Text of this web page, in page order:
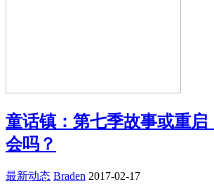
童话镇：第七季故事或重启
会吗？
最新动态 Braden 2017-02-17